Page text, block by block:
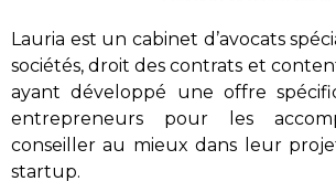
Lauria est un cabinet d’avocats
sociétés, droit des contrats et
ayant développé une offre
entrepreneurs pour les
conseiller au mieux dans leur
startup.